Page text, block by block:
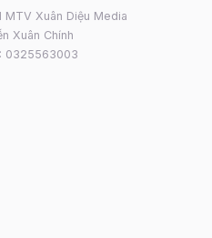
MTV Xuân Diệu Media
Xuân Chính
0325563003